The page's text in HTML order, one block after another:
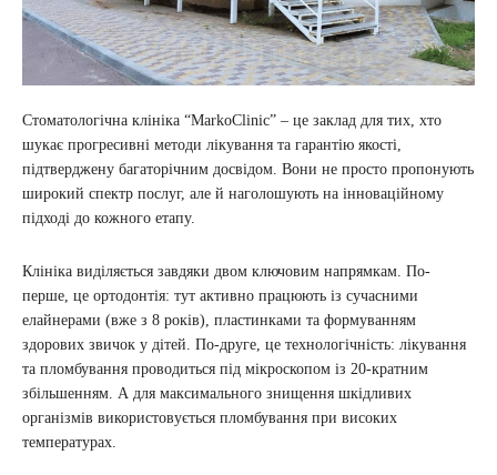
Стоматологічна клініка “MarkoClinic” – це заклад для тих, хто
шукає прогресивні методи лікування та гарантію якості,
підтверджену багаторічним досвідом. Вони не просто пропонують
широкий спектр послуг, але й наголошують на інноваційному
підході до кожного етапу.
Клініка виділяється завдяки двом ключовим напрямкам. По-
перше, це ортодонтія: тут активно працюють із сучасними
елайнерами (вже з 8 років), пластинками та формуванням
здорових звичок у дітей. По-друге, це технологічність: лікування
та пломбування проводиться під мікроскопом із 20-кратним
збільшенням. А для максимального знищення шкідливих
організмів використовується пломбування при високих
температурах.